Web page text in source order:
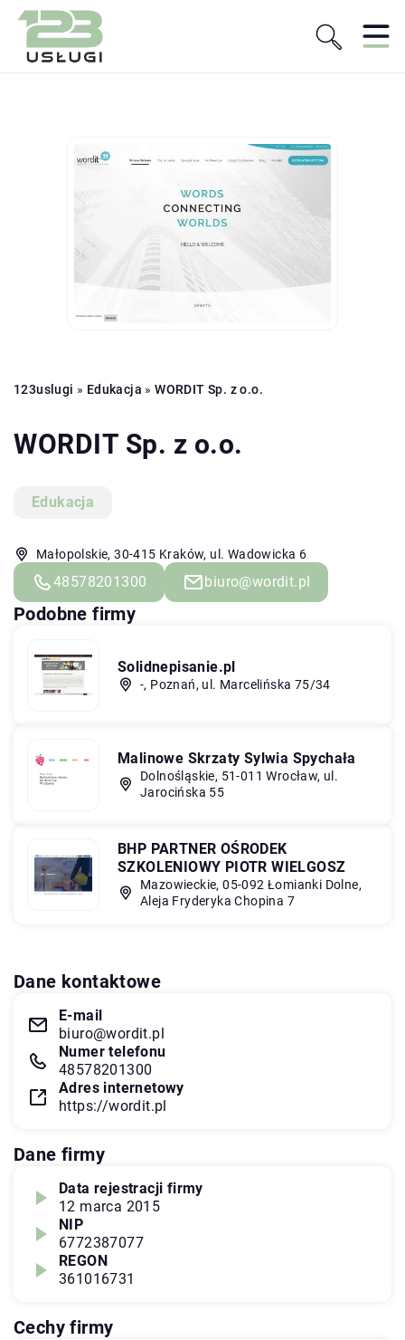
123uslugi » Edukacja »WORDIT Sp. z o.o.
WORDIT Sp. z o.o.
Edukacja
Małopolskie, 30-415 Kraków, ul. Wadowicka 6
48578201300 biuro@wordit.pl
Podobne firmy
Solidnepisanie.pl
-, Poznań, ul. Marcelińska 75/34
Malinowe Skrzaty Sylwia Spychała
Dolnośląskie, 51-011 Wrocław, ul.
Jarocińska 55
BHP PARTNER OŚRODEK
SZKOLENIOWY PIOTR WIELGOSZ
Mazowieckie, 05-092 Łomianki Dolne,
Aleja Fryderyka Chopina 7
Dane kontaktowe
E-mail
biuro@wordit.pl
Numer telefonu
48578201300
Adres internetowy
https://wordit.pl
Dane firmy
Data rejestracji firmy
12 marca 2015
NIP
6772387077
REGON
361016731
Cechy firmy